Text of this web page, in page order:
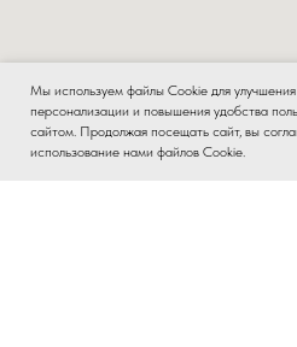
Мы используем файлы Cookie для
персонализации и повышения удобства
сайтом. Продолжая посещать сайт, вы
использование нами файлов Cookie.